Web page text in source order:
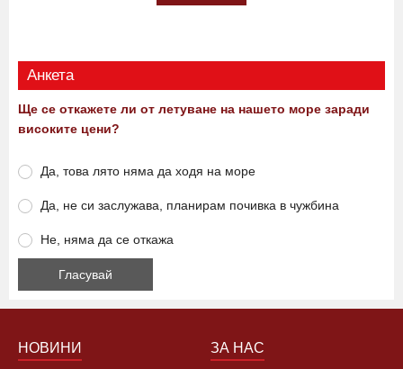
Анкета
Ще се откажете ли от летуване на нашето море заради
високите цени?
Да, това лято няма да ходя на море
Да, не си заслужава, планирам почивка в чужбина
Не, няма да се откажа
НОВИНИ ЗА НАС